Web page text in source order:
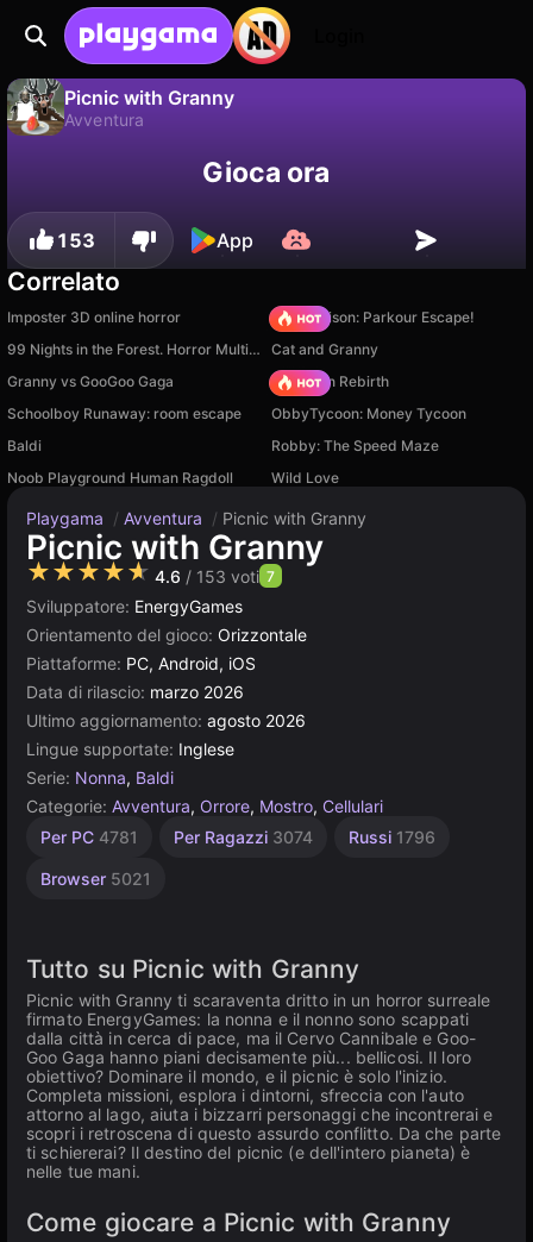
Picnic with Granny
Avventura
Salva i progressi!Gioca ora
153 App
Correlato
Imposter 3D online horror
Barry Prison: Parkour Escape!
99 Nights in the Forest. Horror Multiplayer
Cat and Granny
Granny vs GooGoo Gaga
Stickman Rebirth
Schoolboy Runaway: room escape
ObbyTycoon: Money Tycoon
Baldi
Robby: The Speed Maze
Noob Playground Human Ragdoll
Wild Love
Playgama / Avventura / Picnic with Granny
Picnic with Granny
★★★★★ 4.6 / 153 voti 7
Sviluppatore: EnergyGames
Orientamento del gioco: Orizzontale
Piattaforme: PC, Android, iOS
Data di rilascio: marzo 2026
Ultimo aggiornamento: agosto 2026
Lingue supportate: Inglese
Serie: Nonna, Baldi
Categorie: Avventura, Orrore, Mostro, Cellulari
Per PC 4781 Per Ragazzi 3074 Russi 1796
Browser 5021
Tutto su Picnic with Granny
Picnic with Granny ti scaraventa dritto in un horror surreale
firmato EnergyGames: la nonna e il nonno sono scappati
dalla città in cerca di pace, ma il Cervo Cannibale e Goo-
Goo Gaga hanno piani decisamente più... bellicosi. Il loro
obiettivo? Dominare il mondo, e il picnic è solo l'inizio.
Completa missioni, esplora i dintorni, sfreccia con l'auto
attorno al lago, aiuta i bizzarri personaggi che incontrerai e
scopri i retroscena di questo assurdo conflitto. Da che parte
ti schiererai? Il destino del picnic (e dell'intero pianeta) è
nelle tue mani.
Come giocare a Picnic with Granny